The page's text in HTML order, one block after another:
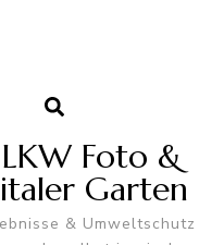
Foto &
Garten
& Umweltschutz